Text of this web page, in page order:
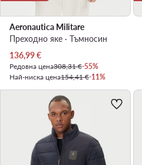
Aeronautica Militare
Преходно яке · Тъмносин
Актуална цена
136,99€
Редовна цена308,31 €-55%
Най-ниска цена154,41 €-11%